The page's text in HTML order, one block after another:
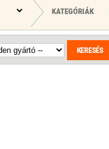
KATEGÓRIÁK